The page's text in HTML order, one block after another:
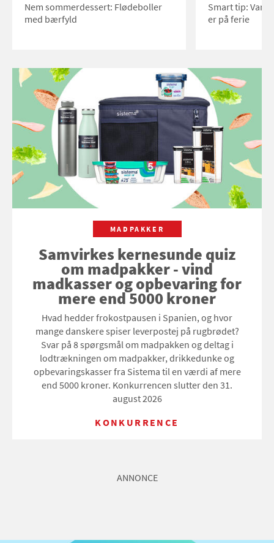
Nem sommerdessert: Flødeboller
med bærfyld
Smart tip:
er på ferie
MADPAKKER
Samvirkes kernesunde quiz
om madpakker - vind
madkasser og opbevaring for
mere end 5000 kroner
Hvad hedder frokostpausen i Spanien, og hvor
mange danskere spiser leverpostej på rugbrødet?
Svar på 8 spørgsmål om madpakken og deltag i
lodtrækningen om madpakker, drikkedunke og
opbevaringskasser fra Sistema til en værdi af mere
end 5000 kroner. Konkurrencen slutter den 31.
august 2026
KONKURRENCE
ANNONCE